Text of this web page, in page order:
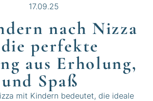
17.09.25
nach Nizza
perfekte
aus Erholung,
Spaß
mit Kindern bedeutet, die ideale